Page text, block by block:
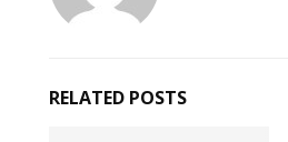
RELATED POSTS